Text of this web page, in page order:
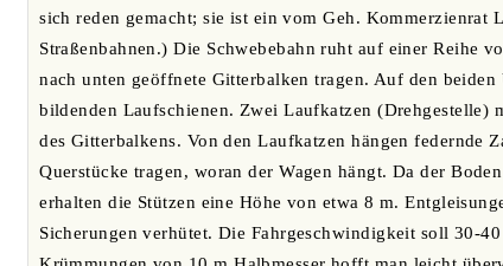
sich reden gemacht; sie ist ein vom Geh. Kommerzienrat
Straßenbahnen.) Die Schwebebahn ruht auf einer Reihe
nach unten geöffnete Gitterbalken tragen. Auf den
bildenden Laufschienen. Zwei Laufkatzen (Drehgestelle)
des Gitterbalkens. Von den Laufkatzen hängen federnde
Querstücke tragen, woran der Wagen hängt. Da der
erhalten die Stützen eine Höhe von etwa 8 m.
Sicherungen verhütet. Die Fahrgeschwindigkeit soll 30-